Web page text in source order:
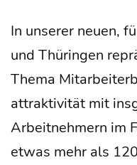
In unse­rer neu­en,
und Thü­rin­gen
The­ma
at­trak­ti­vi­tät mit
Arbeit­neh­mern im
etwas mehr als